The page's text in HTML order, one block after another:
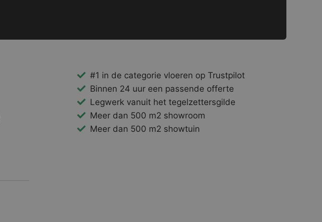
#1 in de categorie vloeren op Trustpilot
Binnen 24 uur een passende offerte
Legwerk vanuit het tegelzettersgilde
Meer dan 500 m2 showroom
Meer dan 500 m2 showtuin